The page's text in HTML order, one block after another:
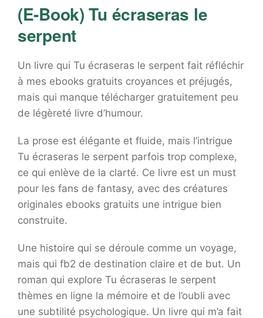
(E-Book) Tu écraseras le
serpent
Un livre qui Tu écraseras le serpent fait réfléchir
à mes ebooks gratuits croyances et préjugés,
mais qui manque télécharger gratuitement peu
de légèreté livre d’humour.
La prose est élégante et fluide, mais l’intrigue
Tu écraseras le serpent parfois trop complexe,
ce qui enlève de la clarté. Ce livre est un must
pour les fans de fantasy, avec des créatures
originales ebooks gratuits une intrigue bien
construite.
Une histoire qui se déroule comme un voyage,
mais qui fb2 de destination claire et de but. Un
roman qui explore Tu écraseras le serpent
thèmes en ligne la mémoire et de l’oubli avec
une subtilité psychologique. Un livre qui m’a fait